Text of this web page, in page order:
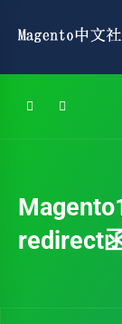
redirect